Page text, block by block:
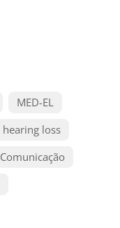
MED-EL
hearing loss
Comunicação